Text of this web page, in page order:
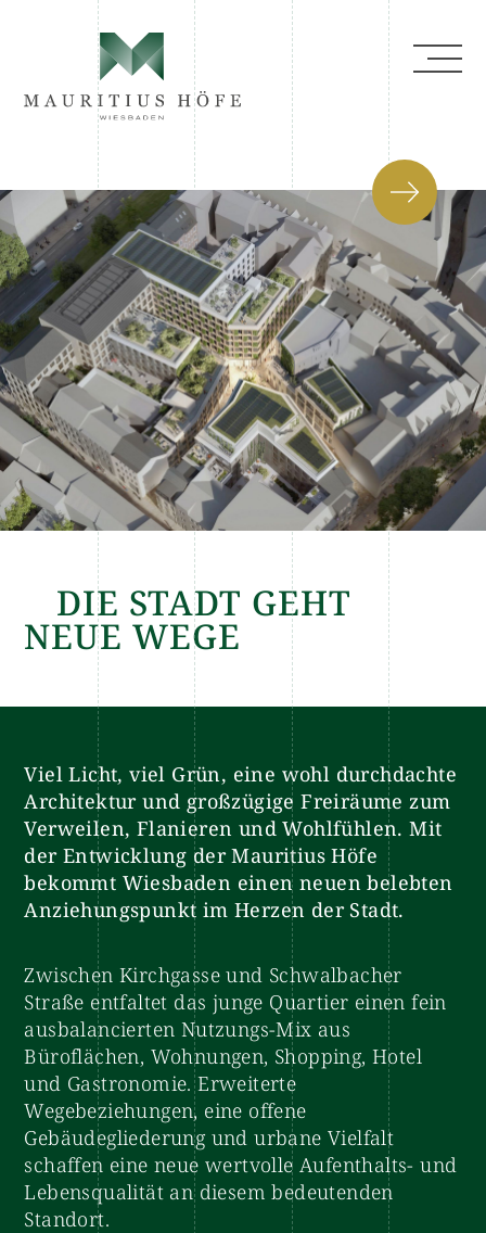
DIE STADT GEHT
NEUE WEGE
Viel Licht, viel Grün, eine wohl durchdachte
Architektur und großzügige Freiräume zum
Verweilen, Flanieren und Wohlfühlen. Mit
der Entwicklung der Mauritius Höfe
bekommt Wiesbaden einen neuen belebten
Anziehungspunkt im Herzen der Stadt.
Zwischen Kirchgasse und Schwalbacher
Straße entfaltet das junge Quartier einen fein
ausbalancierten Nutzungs-Mix aus
Büroflächen, Wohnungen, Shopping, Hotel
und Gastronomie. Erweiterte
Wegebeziehungen, eine offene
Gebäudegliederung und urbane Vielfalt
schaffen eine neue wertvolle Aufenthalts- und
Lebensqualität an diesem bedeutenden
Standort.